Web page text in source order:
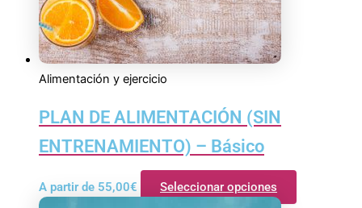
Alimentación y ejercicio
PLAN DE ALIMENTACIÓN (SIN
ENTRENAMIENTO) – Básico
A partir de 55,00€ Seleccionar opciones